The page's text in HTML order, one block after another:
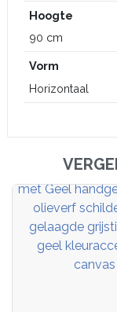
Hoogte
90 cm
Vorm
Horizontaal